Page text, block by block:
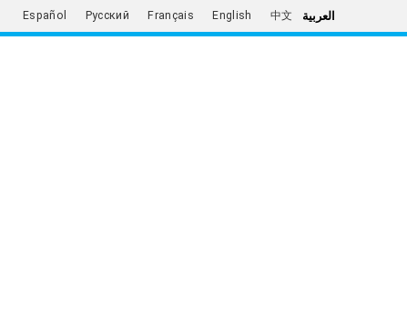
العربية 中文
English
Français
Русский
Español